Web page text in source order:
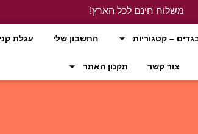
משלוח חינם לכל הארץ!
– קטגוריות החשבון שלי עגלת
צור קשר תקנון האתר